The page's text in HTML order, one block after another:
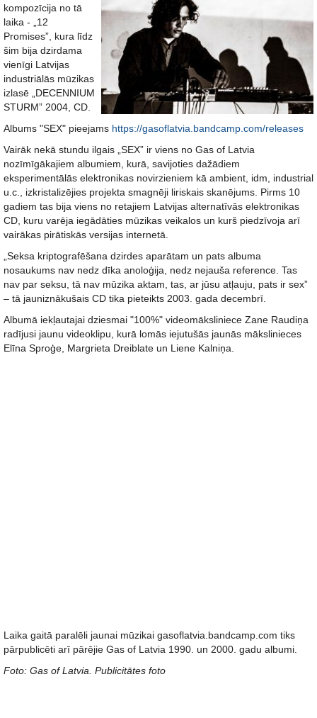
kompozīcija no tā
laika - „12
Promises”, kura līdz
šim bija dzirdama
vienīgi Latvijas
industriālās mūzikas
izlasē „DECENNIUM
STURM” 2004, CD.
Albums "SEX" pieejams https://gasoflatvia.bandcamp.com/releases
Vairāk nekā stundu ilgais „SEX” ir viens no Gas of Latvia
nozīmīgākajiem albumiem, kurā, savijoties dažādiem
eksperimentālās elektronikas novirzieniem kā ambient, idm, industrial
u.c., izkristalizējies projekta smagnēji liriskais skanējums. Pirms 10
gadiem tas bija viens no retajiem Latvijas alternatīvās elektronikas
CD, kuru varēja iegādāties mūzikas veikalos un kurš piedzīvoja arī
vairākas pirātiskās versijas internetā.
„Seksa kriptografēšana dzirdes aparātam un pats albuma
nosaukums nav nedz dīka anoloģija, nedz nejauša reference. Tas
nav par seksu, tā nav mūzika aktam, tas, ar jūsu atļauju, pats ir sex”
– tā jauniznākušais CD tika pieteikts 2003. gada decembrī.
Albumā iekļautajai dziesmai "100%" videomāksliniece Zane Raudiņa
radījusi jaunu videoklipu, kurā lomās iejutušās jaunās mākslinieces
Elīna Sproģe, Margrieta Dreiblate un Liene Kalniņa.
Laika gaitā paralēli jaunai mūzikai gasoflatvia.bandcamp.com tiks
pārpublicēti arī pārējie Gas of Latvia 1990. un 2000. gadu albumi.
Foto: Gas of Latvia. Publicitātes foto